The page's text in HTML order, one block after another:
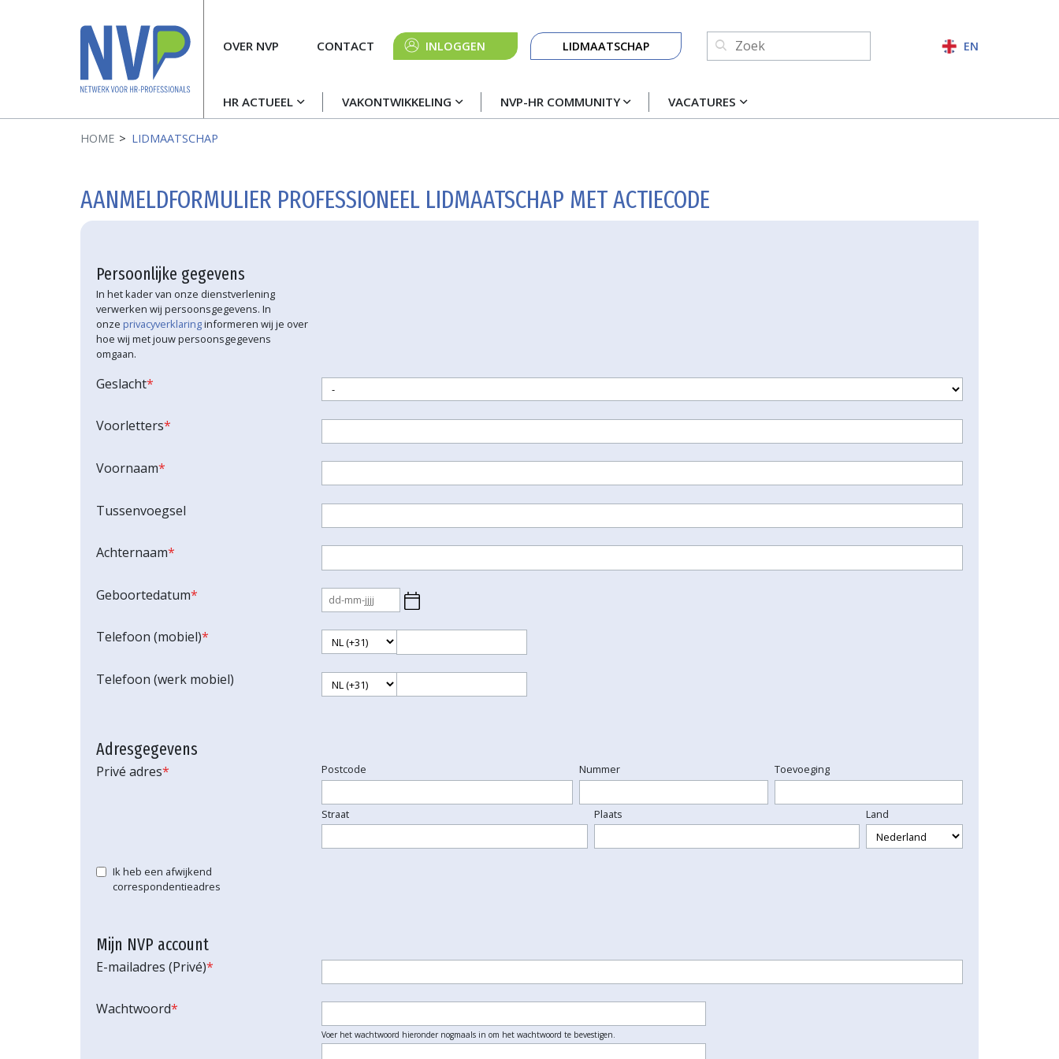
Hoofdnavigatie
HR ACTUEEL VAKONTWIKKELING NVP-HR COMMUNITY VACATURES
MetaOVER NVP CONTACT INLOGGEN
Knop
navigatie
LIDMAATSCHAP Zoeken:
ZOEKEN
EN
HOME LIDMAATSCHAP
AANMELDFORMULIER PROFESSIONEEL LIDMAATSCHAP MET ACTIECODE
Persoonlijke gegevens
In het kader van onze dienstverlening
verwerken wij persoonsgegevens. In
onze privacyverklaringinformeren wij je over
hoe wij met jouw persoonsgegevens
omgaan.
Geslacht*
Voorletters*
Voornaam*
Tussenvoegsel
Achternaam*
Geboortedatum*
Telefoon (mobiel)*
Telefoon (werk mobiel)
Adresgegevens
Privé adres* Postcode Nummer Toevoeging
Straat Plaats Land
Ik heb een afwijkend
correspondentieadres
Mijn NVP account
E-mailadres (Privé)*
Wachtwoord*
Voer het wachtwoord hieronder nogmaals in om het wachtwoord te bevestigen.